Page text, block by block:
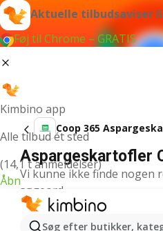
Aktuelle tilbudsaviser
Føj til Chrome – GRATIS
Kimbino app
Alle tilbud ét sted
(14,1 t anmeldelser)
Åbn
Søg efter butikker,
Coop 365
Aspargeskartofler
Vi kunne ikke finde nogen
søgeord.
Andre produkter i